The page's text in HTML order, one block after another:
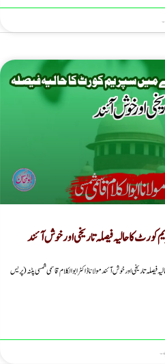
کا حالیہ فیصلہ تاریخی اور خوش آئند
تاریخی اور خوش آئند مولانا ڈاکٹر ابوالکلام قاسمی شمسی پٹنہ(پریس